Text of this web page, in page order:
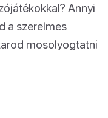
Annyi
a szerelmes
mosolyogtatni